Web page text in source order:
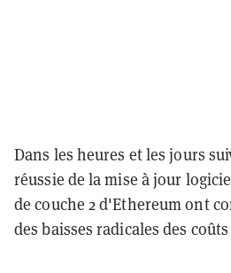
Dans les heures et les jours
réussie de la mise à jour
de couche 2 d'Ethereum ont
des baisses radicales des